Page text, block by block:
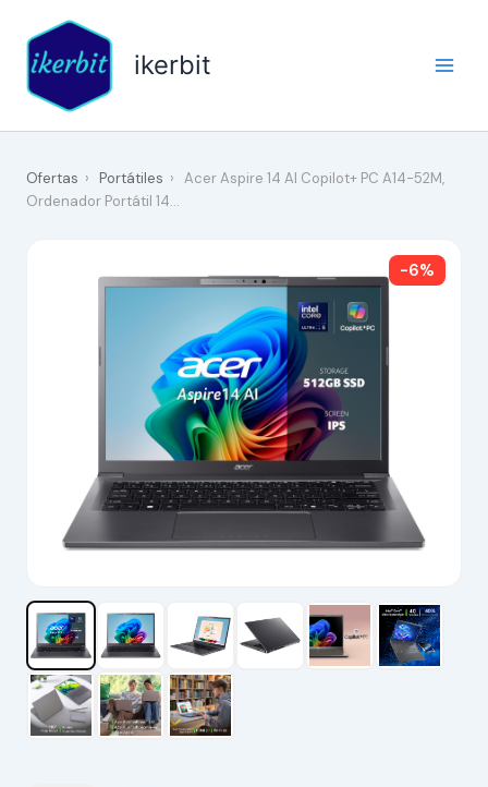
contenido
ikerbit
Ofertas › Portátiles › Acer Aspire 14 AI Copilot+ PC A14-52M,
Ordenador Portátil 14…
-6%